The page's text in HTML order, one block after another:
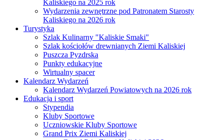
Kaliskiego na 2025 rok
Wydarzenia zewnętrzne pod Patronatem Starosty
Kaliskiego na 2026 rok
Turystyka
Szlak Kulinarny "Kaliskie Smaki"
Szlak kościołów drewnianych Ziemi Kaliskiej
Puszcza Pyzdrska
Punkty edukacyjne
Wirtualny spacer
Kalendarz Wydarzeń
Kalendarz Wydarzeń Powiatowych na 2026 rok
Edukacja i sport
Stypendia
Kluby Sportowe
Uczniowskie Kluby Sportowe
Grand Prix Ziemi Kaliskiej